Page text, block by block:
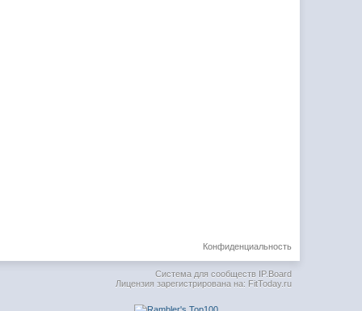
Конфиденциальность
Система для сообществ IP.Board
Лицензия зарегистрирована на: FitToday.ru